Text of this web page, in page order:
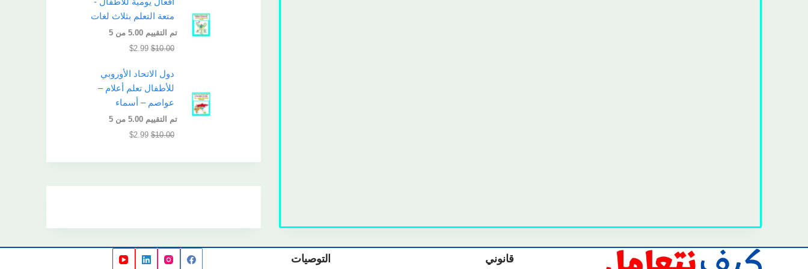
متعة التعلم بثلاث لغات
تم التقييم5.00 من 5
$10.00
$2.99
دول الاتحاد الأوروبي
للأطفال تعلم أعلام –
عواصم – أسماء
تم التقييم5.00 من 5
$10.00
$2.99
قانوني التوصيات